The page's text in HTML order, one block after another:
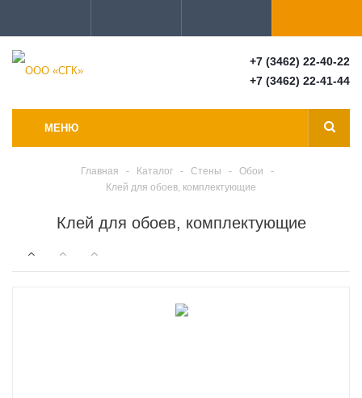
+7 (3462) 22-40-22
+7 (3462) 22-41-44
МЕНЮ
Главная - Каталог - Стены - Обои
-
Клей для обоев, комплектующие
Клей для обоев, комплектующие